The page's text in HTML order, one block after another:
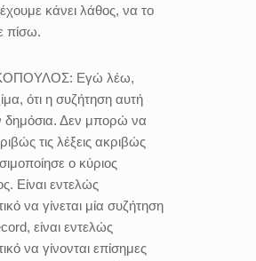
κάνει λάθος, να το
πίσω.
Εγώ λέω,
ότι η συζήτηση αυτή
δημόσια. Δεν μπορώ να
τις λέξεις ακριβώς
ο κύριος
Είναι εντελώς
να γίνεται μία συζήτηση
είναι εντελώς
να γίνονται επίσημες